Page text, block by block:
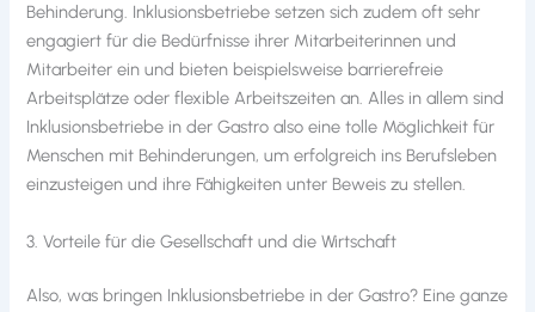
Behinderung. Inklusionsbetriebe setzen sich zudem oft sehr
engagiert für die Bedürfnisse ihrer Mitarbeiterinnen und
Mitarbeiter ein und bieten beispielsweise barrierefreie
Arbeitsplätze oder flexible Arbeitszeiten an. Alles in allem sind
Inklusionsbetriebe in der Gastro also eine tolle Möglichkeit für
Menschen mit Behinderungen, um erfolgreich ins Berufsleben
einzusteigen und ihre Fähigkeiten unter Beweis zu stellen.
3. Vorteile für die Gesellschaft und die Wirtschaft
Also, was bringen Inklusionsbetriebe in der Gastro? Eine ganze